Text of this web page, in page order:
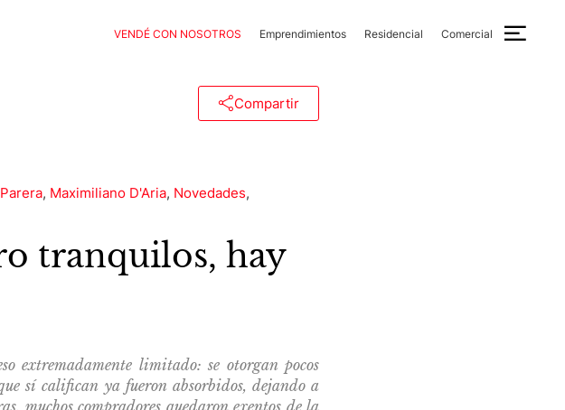
VENDÉ CON NOSOTROS Emprendimientos Residencial Comercial
Compartir
, Maximiliano D'Aria, Novedades,
tranquilos, hay
extremadamente limitado: se otorgan pocos
sí califican ya fueron absorbidos, dejando a